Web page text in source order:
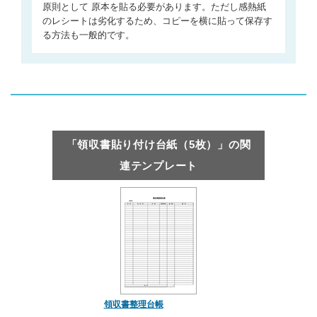
原則として 原本を貼る必要があります。ただし感熱紙
のレシートは劣化するため、コピーを横に貼って保存す
る方法も一般的です。
「領収書貼り付け台紙（5枚）」の関
連テンプレート
領収書整理台帳